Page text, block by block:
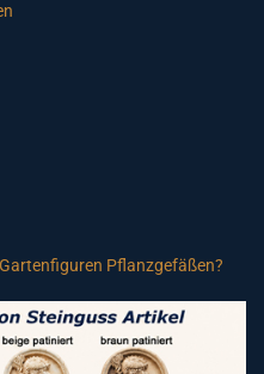
Pflanzgefäßen?